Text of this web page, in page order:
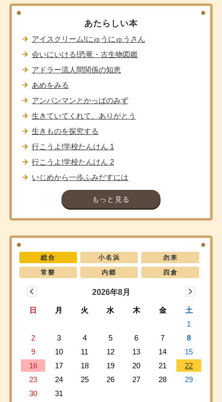
あたらしい本
アイスクリーム!にゅうにゅうさん
会いにいける!恐竜・古生物図鑑
アドラー流人間関係の知恵
あめをみる
アンパンマンとかっぱのみず
生きていてくれて、ありがとう
生きものを探究する
行こうよ!学校たんけん 1
行こうよ!学校たんけん 2
いじめから一歩ふみだすには
もっと見る
総合 小名浜 勿来
常磐 内郷 四倉
2026年8月
日 月 火 水 木 金
土
1
2
3 4 5 6 7
8
9
10 11 12 13 14
15
16
17 18 19 20 21
22
23
24 25 26 27 28
29
30
31